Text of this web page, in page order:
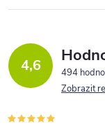
4,6
494
Zobrazit